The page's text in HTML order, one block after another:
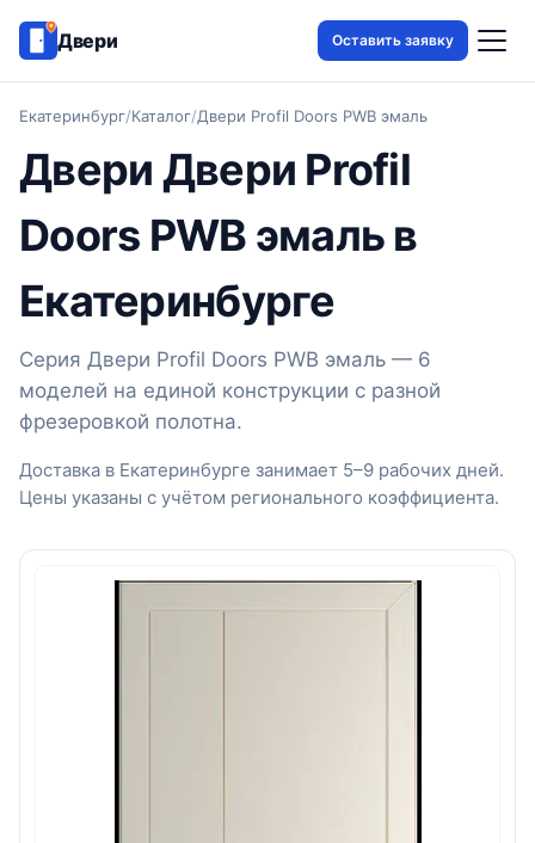
Двери Оставить заявку
Екатеринбург/Каталог/Двери Profil Doors PWB эмаль
Двери Двери Profil
Doors PWB эмаль в
Екатеринбурге
Серия Двери Profil Doors PWB эмаль — 6
моделей на единой конструкции с разной
фрезеровкой полотна.
Доставка в Екатеринбурге занимает 5–9 рабочих дней.
Цены указаны с учётом регионального коэффициента.